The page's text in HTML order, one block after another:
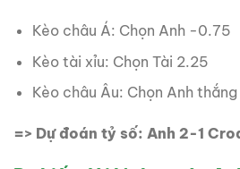
Kèo châu Á: Chọn Anh -0.75
Kèo tài xỉu: Chọn Tài 2.25
Kèo châu Âu: Chọn Anh thắng
=> Dự đoán tỷ số: Anh 2-1